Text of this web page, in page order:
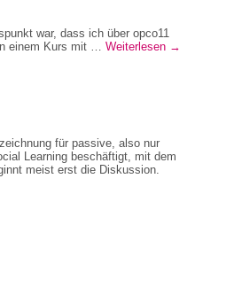
war, dass ich über opco11
einem Kurs mit … Weiterlesen →
für passive, also nur
Learning beschäftigt, mit dem
meist erst die Diskussion.